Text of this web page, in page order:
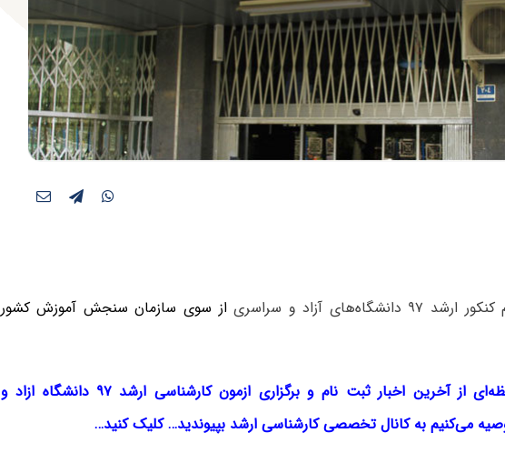
آزاد و سراسری
از سوی سازمان سنجش آموزش کشور
جهت اطلاع لحظه‌ای از آخرین اخبار ثبت نام و برگزاری ازمون کارشناسی ارشد ۹۷ دانشگاه ازاد و
می‌کنیم به کانال تخصصی کارشناسی ارشد بپیوندید… کلیک کنید…